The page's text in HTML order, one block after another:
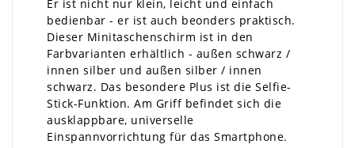
Er ist nicht nur klein, leicht und einfach
bedienbar - er ist auch beonders praktisch.
Dieser Minitaschenschirm ist in den
Farbvarianten erhältlich - außen schwarz /
innen silber und außen silber / innen
schwarz. Das besondere Plus ist die Selfie-
Stick-Funktion. Am Griff befindet sich die
ausklappbare, universelle
Einspannvorrichtung für das Smartphone.